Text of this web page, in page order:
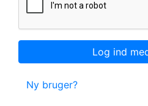
Ny bruger?